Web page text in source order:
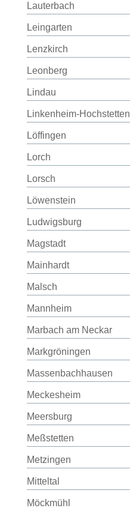
Lauterbach
Leingarten
Lenzkirch
Leonberg
Lindau
Linkenheim-Hochstetten
Löffingen
Lorch
Lorsch
Löwenstein
Ludwigsburg
Magstadt
Mainhardt
Malsch
Mannheim
Marbach am Neckar
Markgröningen
Massenbachhausen
Meckesheim
Meersburg
Meßstetten
Metzingen
Mitteltal
Möckmühl